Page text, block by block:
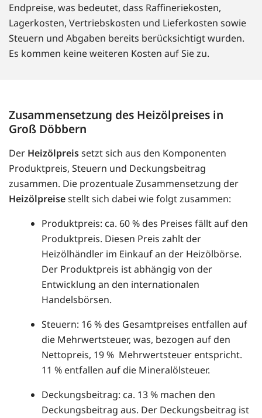
Endpreise, was bedeutet, dass Raffineriekosten,
Lagerkosten, Vertriebskosten und Lieferkosten sowie
Steuern und Abgaben bereits berücksichtigt wurden.
Es kommen keine weiteren Kosten auf Sie zu.
Zusammensetzung des Heizölpreises in
Groß Döbbern
Der Heizölpreissetzt sich aus den Komponenten
Produktpreis, Steuern und Deckungsbeitrag
zusammen. Die prozentuale Zusammensetzung der
Heizölpreisestellt sich dabei wie folgt zusammen:
Produktpreis: ca. 60 % des Preises fällt auf den
Produktpreis. Diesen Preis zahlt der
Heizölhändler im Einkauf an der Heizölbörse.
Der Produktpreis ist abhängig von der
Entwicklung an den internationalen
Handelsbörsen.
Steuern: 16 % des Gesamtpreises entfallen auf
die Mehrwertsteuer, was, bezogen auf den
Nettopreis, 19 % Mehrwertsteuer entspricht.
11 % entfallen auf die Mineralölsteuer.
Deckungsbeitrag: ca. 13 % machen den
Deckungsbeitrag aus. Der Deckungsbeitrag ist